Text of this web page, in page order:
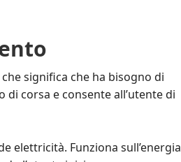
significa che ha bisogno di
corsa e consente all’utente di
elettricità. Funziona sull’energia